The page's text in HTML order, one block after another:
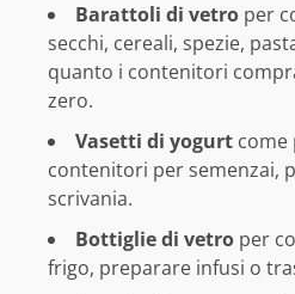
Barattoli di vetro per
secchi, cereali, spezie,
quanto i contenitori
zero.
Vasetti di yogurt come
contenitori per semenzai,
scrivania.
Bottiglie di vetro per
frigo, preparare infusi o